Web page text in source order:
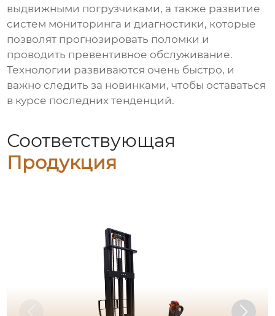
выдвижными погрузчиками, а также развитие
систем мониторинга и диагностики, которые
позволят прогнозировать поломки и
проводить превентивное обслуживание.
Технологии развиваются очень быстро, и
важно следить за новинками, чтобы оставаться
в курсе последних тенденций.
Соответствующая
Продукция